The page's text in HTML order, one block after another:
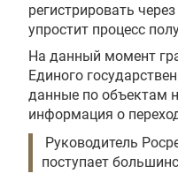
регистрировать
упростит процесс
На данный момент
Единого
данные по объектам
информация о
Руководитель
поступает